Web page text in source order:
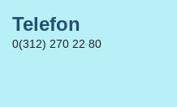
Telefon
0(312) 270 22 80